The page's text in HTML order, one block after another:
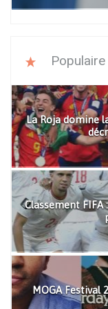
Populaire
La Roja domine
Classement
MOGA Festival